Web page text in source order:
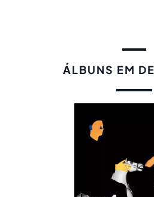
ÁLBUNS EM